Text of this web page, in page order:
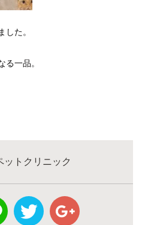
した。
る一品。
ットクリニック